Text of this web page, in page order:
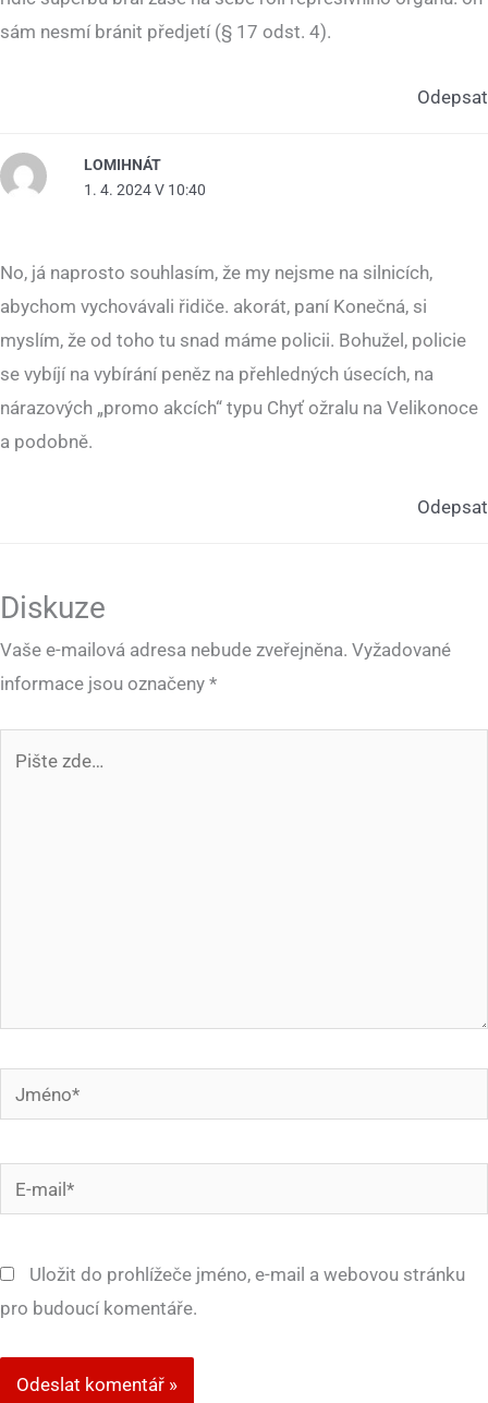
sám nesmí bránit předjetí (§ 17 odst. 4).
Odepsat
LOMIHNÁT
1. 4. 2024 V 10:40
No, já naprosto souhlasím, že my nejsme na silnicích,
abychom vychovávali řidiče. akorát, paní Konečná, si
myslím, že od toho tu snad máme policii. Bohužel, policie
se vybíjí na vybírání peněz na přehledných úsecích, na
nárazových „promo akcích“ typu Chyť ožralu na Velikonoce
a podobně.
Odepsat
Diskuze
Vaše e-mailová adresa nebude zveřejněna. Vyžadované
informace jsou označeny *
Jméno*
mail*
Uložit do prohlížeče jméno, e-mail a webovou stránku
pro budoucí komentáře.